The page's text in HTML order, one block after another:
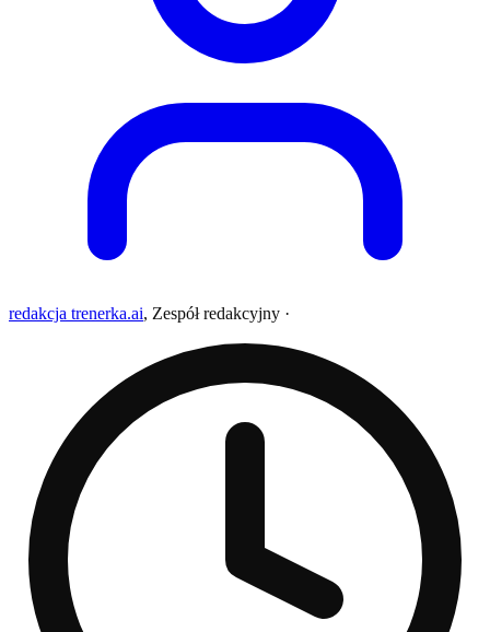
redakcja trenerka.ai, Zespół redakcyjny ·